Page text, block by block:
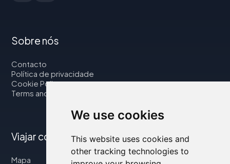
We use cookies
This website uses cookies and
other tracking technologies to
Sobre nós
Contacto
Política de privacidade
Cookie Policy
Terms and Conditions
Viajar connosco
Mapa